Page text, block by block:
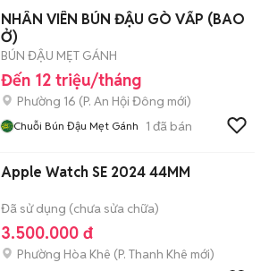
NHÂN VIÊN BÚN ĐẬU GÒ VẤP (BAO
Ở)
BÚN ĐẬU MẸT GÁNH
Đến 12 triệu/tháng
Phường 16 (P. An Hội Đông mới)
Chuỗi Bún Đậu Mẹt Gánh 1 đã bán
Apple Watch SE 2024 44MM
Đã sử dụng (chưa sửa chữa)
3.500.000 đ
Phường Hòa Khê (P. Thanh Khê mới)